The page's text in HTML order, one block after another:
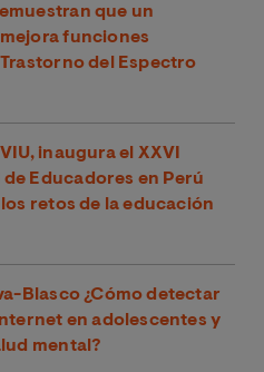
que un
funciones
del Espectro
inaugura el XXVI
Educadores en Perú
retos de la educación
Blasco ¿Cómo detectar
en adolescentes y
mental?